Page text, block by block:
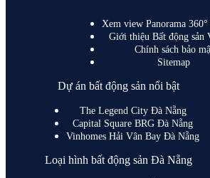
Xem view Panorama
Giới thiệu Bất động sản
Chính sách bảo
Sitemap
Dự án bất động sản nổi bật
The Legend City Đà Nẵng
Capital Square BRG Đà Nẵng
Vinhomes Hải Vân Bay Đà Nẵng
Loại hình bất động sản Đà Nẵng